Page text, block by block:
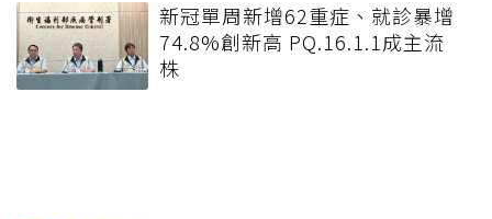
新冠單周新增62重症、就診暴增
74.8%創新高 PQ.16.1.1成主流
株